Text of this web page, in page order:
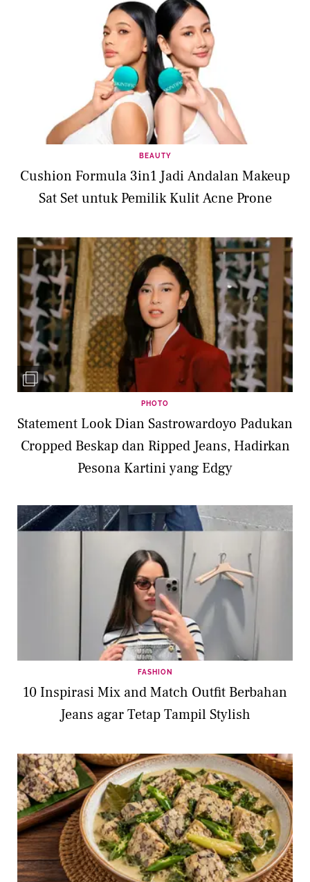
BEAUTY
Cushion Formula 3in1 Jadi Andalan Makeup
Sat Set untuk Pemilik Kulit Acne Prone
PHOTO
Statement Look Dian Sastrowardoyo Padukan
Cropped Beskap dan Ripped Jeans, Hadirkan
Pesona Kartini yang Edgy
FASHION
10 Inspirasi Mix and Match Outfit Berbahan
Jeans agar Tetap Tampil Stylish